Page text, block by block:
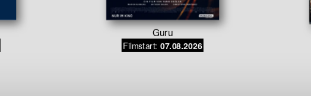
Guru
Filmstart: 07.08.2026